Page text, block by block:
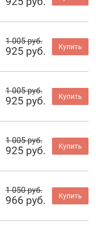
1 005 руб.
925 руб. Купить
1 005 руб.
925 руб. Купить
1 005 руб.
925 руб. Купить
1 050 руб.
966 руб. Купить